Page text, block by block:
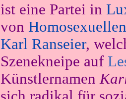
ist eine Partei in
von Homosexuellen
Karl Ranseier,
Szenekneipe auf
Künstlernamen